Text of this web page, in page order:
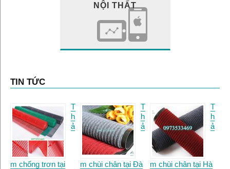
NỘI THẤT
TIN TỨC
T
h
ả
m chống trơn tại
T
h
ả
m chùi chân tại Đà
T
h
ả
m chùi chân tại Hà